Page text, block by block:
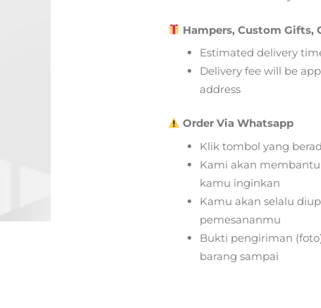
Hampers, Custom Gifts,
Estimated delivery
Delivery fee will be
address
Order Via Whatsapp
Klik tombol yang
Kami akan
kamu inginkan
Kamu akan selalu
pemesananmu
Bukti pengiriman
barang sampai